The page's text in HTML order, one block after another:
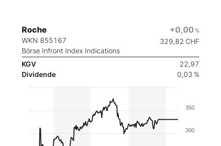
Roche
WKN 855167
Börse Infront Index Indications
+0,00 %
329,82 CHF
KGV
22,97
Dividende
0,03 %
300
350